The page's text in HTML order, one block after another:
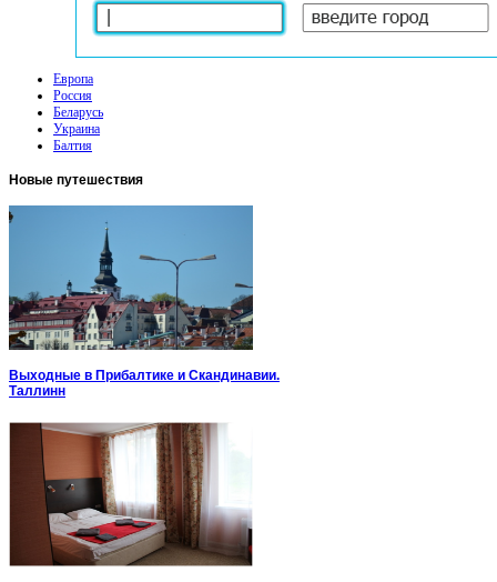
Европа
Россия
Беларусь
Украина
Балтия
Новые путешествия
Выходные в Прибалтике и Скандинавии.
Таллинн